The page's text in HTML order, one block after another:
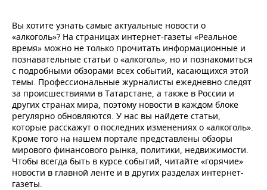
Вы хотите узнать самые актуальные новости о
«алкоголь»? На страницах интернет-газеты «Реальное
время» можно не только прочитать информационные и
познавательные статьи о «алкоголь», но и познакомиться
с подробными обзорами всех событий, касающихся этой
темы. Профессиональные журналисты ежедневно следят
за происшествиями в Татарстане, а также в России и
других странах мира, поэтому новости в каждом блоке
регулярно обновляются. У нас вы найдете статьи,
которые расскажут о последних изменениях о «алкоголь».
Кроме того на нашем портале представлены обзоры
мирового финансового рынка, политики, недвижимости.
Чтобы всегда быть в курсе событий, читайте «горячие»
новости в главной ленте и в других разделах интернет-
газеты.